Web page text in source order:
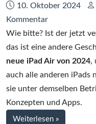
Datum:
10. Oktober 2024
Kommentarzu
Das
iPad
Air
(2024)
ist
ein
Schaumkuss
Wie bitte? Ist der jetzt
das ist eine andere
neue iPad Air von 2024,
auch alle anderen iPads
sie unter demselben
Konzepten und Apps.
Weiterlesen bei
»